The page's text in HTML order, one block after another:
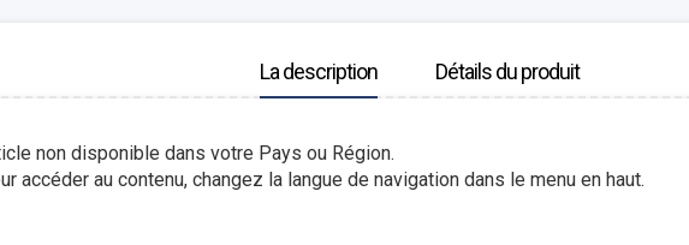
La description Détails du produit
non disponible dans votre Pays ou Région.
accéder au contenu, changez la langue de navigation dans le menu en haut.